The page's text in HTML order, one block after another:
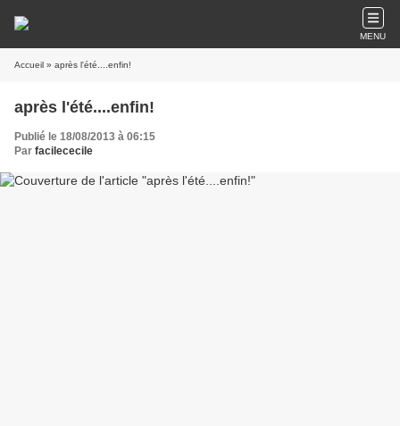
MENU
Accueil » après l'été....enfin!
après l'été....enfin!
Publié le 18/08/2013 à 06:15
Par facilececile